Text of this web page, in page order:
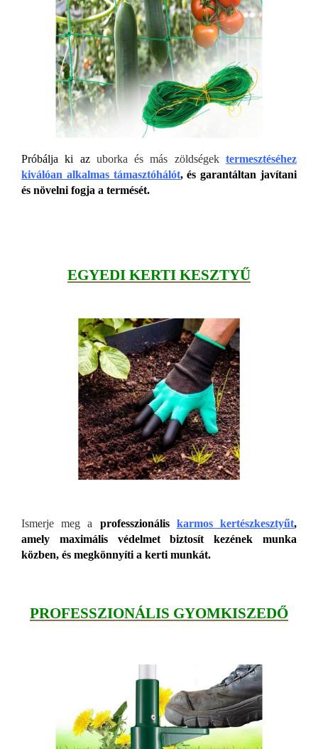
Próbálja ki azuborka és más zöldségektermesztéséhez
kiválóan alkalmas támasztóhálót, és garantáltan javítani
és növelni fogja a termését.
EGYEDI KERTI KESZTYŰ
Ismerje meg a professzionális karmos kertészkesztyűt,
amely maximális védelmet biztosít kezének munka
közben, és megkönnyíti a kerti munkát.
PROFESSZIONÁLIS GYOMKISZEDŐ